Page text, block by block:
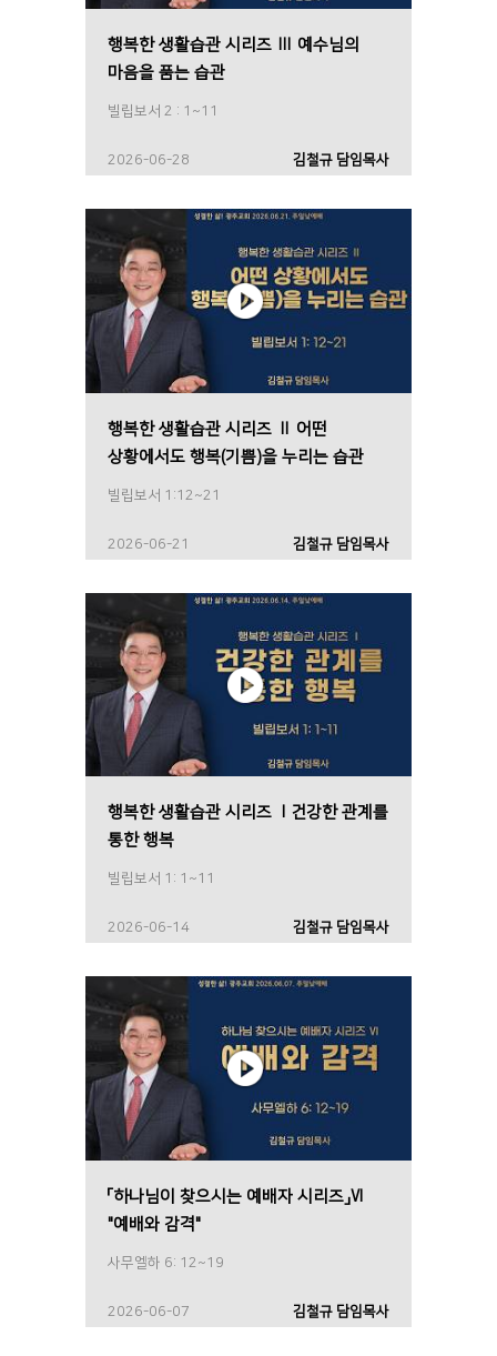
행복한 생활습관 시리즈 Ⅲ 예수님의
마음을 품는 습관
빌립보서 2 : 1~11
2026-06-28 김철규 담임목사
행복한 생활습관 시리즈 Ⅱ 어떤
상황에서도 행복(기쁨)을 누리는 습관
빌립보서 1:12~21
2026-06-21 김철규 담임목사
행복한 생활습관 시리즈 Ⅰ건강한 관계를
통한 행복
빌립보서 1: 1~11
2026-06-14 김철규 담임목사
「하나님이 찾으시는 예배자 시리즈」Ⅵ
"예배와 감격"
사무엘하 6: 12~19
2026-06-07 김철규 담임목사